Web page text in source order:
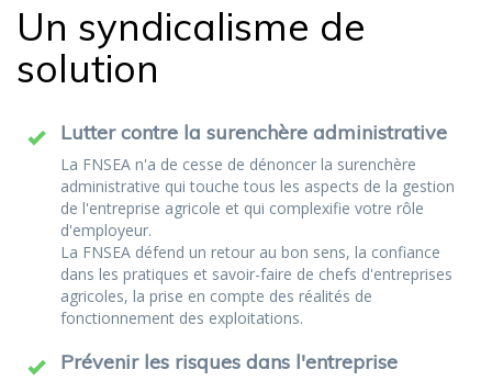
Un syndicalisme de
solution
Lutter contre la surenchère administrative
La FNSEA n'a de cesse de dénoncer la surenchère
administrative qui touche tous les aspects de la gestion
de l'entreprise agricole et qui complexifie votre rôle
d'employeur.
La FNSEA défend un retour au bon sens, la confiance
dans les pratiques et savoir-faire de chefs d'entreprises
agricoles, la prise en compte des réalités de
fonctionnement des exploitations.
Prévenir les risques dans l'entreprise